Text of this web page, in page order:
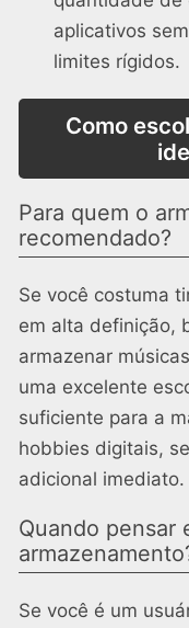
aplicativos
limites rígidos.
Como
Para quem o
recomendado?
Se você costuma
em alta definição,
armazenar
uma excelente
suficiente para a
hobbies digitais,
adicional imediato.
Quando pensar
Se você é um